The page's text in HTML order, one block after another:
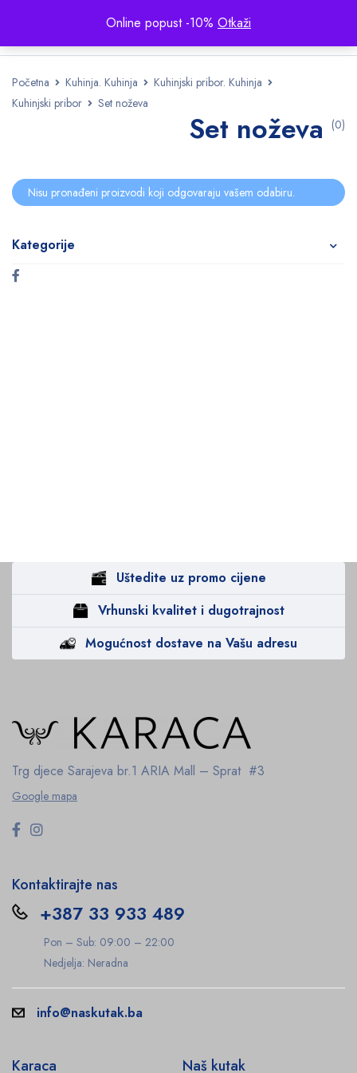
Online popust -10% Otkaži
Početna Kuhinja. Kuhinja
Kuhinjski pribor. Kuhinja
Kuhinjski pribor
Set noževa
Set noževa (0)
Kategorije
Nisu pronađeni proizvodi koji odgovaraju vašem odabiru.
Uštedite uz promo cijene
Vrhunski kvalitet i dugotrajnost
Mogućnost dostave na Vašu adresu
Trg djece Sarajeva br.1 ARIA Mall – Sprat #3
Google mapa
Kontaktirajte nas
+387 33 933 489
Pon – Sub: 09:00 – 22:00
Nedjelja: Neradna
info@naskutak.ba
Karaca Naš kutak